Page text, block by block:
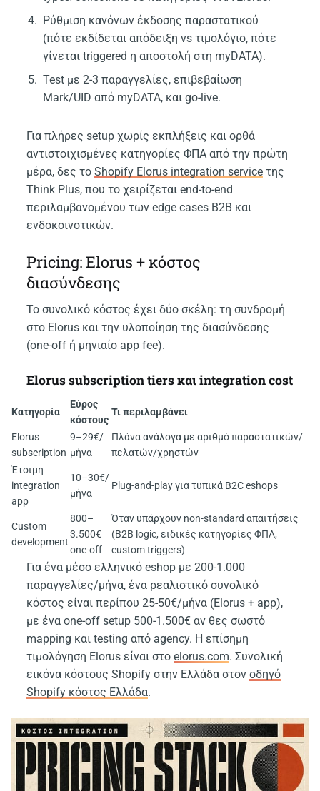
Ρύθμιση κανόνων έκδοσης παραστατικού
(πότε εκδίδεται απόδειξη vs τιμολόγιο, πότε
γίνεται triggered η αποστολή στη myDATA).
Test με 2-3 παραγγελίες, επιβεβαίωση
Mark/UID από myDATA, και go-live.
Για πλήρες setup χωρίς εκπλήξεις και ορθά
αντιστοιχισμένες κατηγορίες ΦΠΑ από την πρώτη
μέρα, δες τοShopify Elorus integration service της
Think Plus, που το χειρίζεται end-to-end
περιλαμβανομένου των edge cases B2B και
ενδοκοινοτικών.
Pricing: Elorus + κόστος
διασύνδεσης
Το συνολικό κόστος έχει δύο σκέλη: τη συνδρομή
στο Elorus και την υλοποίηση της διασύνδεσης
(one-off ή μηνιαίο app fee).
Elorus subscription tiers και integration cost
Κατηγορία
Εύρος
κόστους
Τι περιλαμβάνει
Elorus
subscription
9–29€/
μήνα
Πλάνα ανάλογα με αριθμό παραστατικών/
πελατών/χρηστών
Έτοιμη
integration
app
10–30€/
μήνα
Plug-and-play για τυπικά B2C eshops
Custom
development
800–
3.500€
one-off
Όταν υπάρχουν non-standard απαιτήσεις
(B2B logic, ειδικές κατηγορίες ΦΠΑ,
custom triggers)
Για ένα μέσο ελληνικό eshop με 200-1.000
παραγγελίες/μήνα, ένα ρεαλιστικό συνολικό
κόστος είναι περίπου 25-50€/μήνα (Elorus + app),
με ένα one-off setup 500-1.500€ αν θες σωστό
mapping και testing από agency. Η επίσημη
τιμολόγηση Elorus είναι στοelorus.com. Συνολική
εικόνα κόστους Shopify στην Ελλάδα στονοδηγό
Shopify κόστος Ελλάδα.